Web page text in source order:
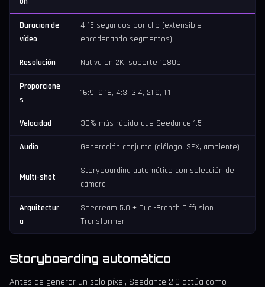
Duración de
vídeo
4-15 segundos por clip (extensible
encadenando segmentos)
Resolución Nativa en 2K, soporte 1080p
Proporcione
s
16:9, 9:16, 4:3, 3:4, 21:9, 1:1
Velocidad 30% más rápido que Seedance 1.5
Audio Generación conjunta (diálogo, SFX, ambiente)
Multi-shot
Storyboarding automático con selección de
cámara
Arquitectur
a
Seedream 5.0 + Dual-Branch Diffusion
Transformer
Storyboarding automático
Antes de generar un solo píxel, Seedance 2.0 actúa como